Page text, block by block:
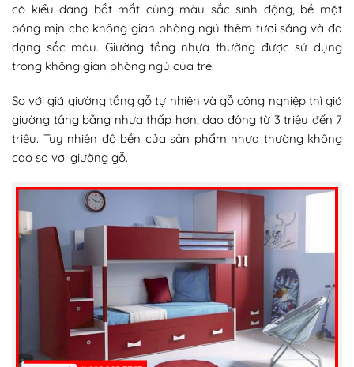
có kiểu dáng bắt mắt cùng màu sắc sinh động, bề mặt
bóng mịn cho không gian phòng ngủ thêm tươi sáng và đa
dạng sắc màu. Giường tầng nhựa thường được sử dụng
trong không gian phòng ngủ của trẻ.
So với giá giường tầng gỗ tự nhiên và gỗ công nghiệp thì giá
giường tầng bằng nhựa thấp hơn, dao động từ 3 triệu đến 7
triệu. Tuy nhiên độ bền của sản phẩm nhựa thường không
cao so với giường gỗ.